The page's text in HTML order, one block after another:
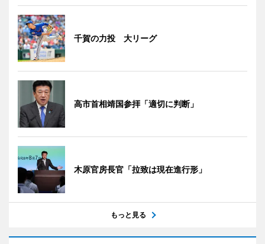
千賀の力投 大リーグ
高市首相靖国参拝「適切に判断」
木原官房長官「拉致は現在進行形」
もっと見る